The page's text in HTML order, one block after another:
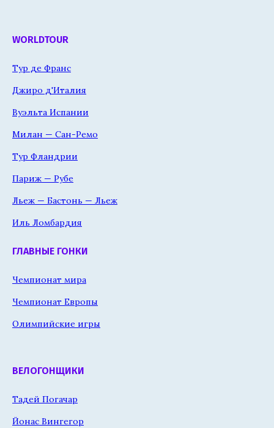
WORLDTOUR
Тур де Франс
Джиро д'Италия
Вуэльта Испании
Милан — Сан-Ремо
Тур Фландрии
Париж — Рубе
Льеж — Бастонь — Льеж
Иль Ломбардия
ГЛАВНЫЕ ГОНКИ
Чемпионат мира
Чемпионат Европы
Олимпийские игры
ВЕЛОГОНЩИКИ
Тадей Погачар
Йонас Вингегор